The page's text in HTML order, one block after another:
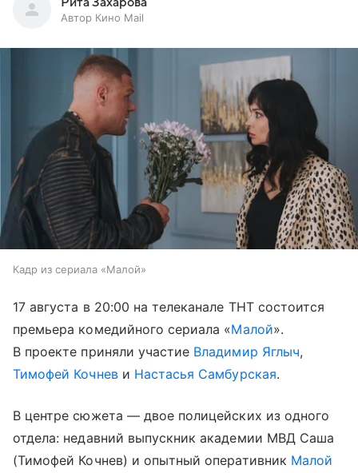
Автор Кино Mail
Кадр из сериала «Малой»
17 августа в 20:00 на телеканале ТНТ состоится
премьера комедийного сериала «Малой».
В проекте приняли участие Владимир Яглыч,
Тимофей Кочневи Настасья Самбурская.
В центре сюжета — двое полицейских из одного
отдела: недавний выпускник академии МВД Саша
(Тимофей Кочнев) и опытный оперативник Малой